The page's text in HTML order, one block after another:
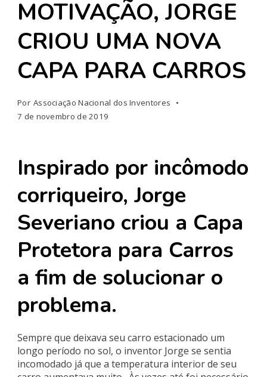
MOTIVAÇÃO, JORGE
CRIOU UMA NOVA
CAPA PARA CARROS
Por Associação Nacional dos Inventores
7 de novembro de 2019
Inspirado por incômodo
corriqueiro, Jorge
Severiano criou a Capa
Protetora para Carros
a fim de solucionar o
problema.
Sempre que deixava seu carro estacionado um
longo período no sol, o inventor Jorge se sentia
incomodado já que a temperatura interior de seu